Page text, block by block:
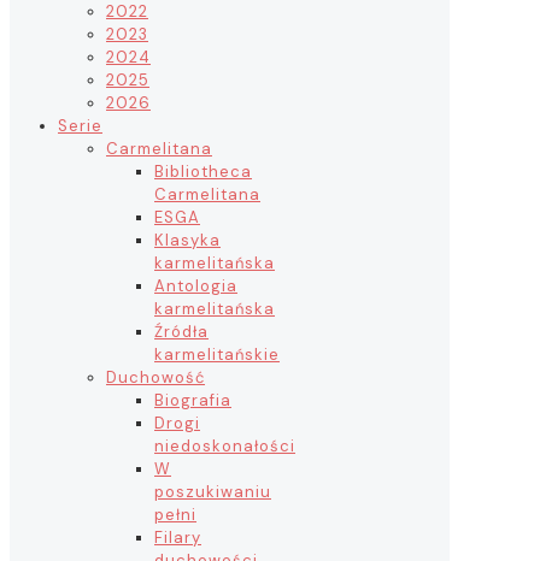
2022
2023
2024
2025
2026
Serie
Carmelitana
Bibliotheca
Carmelitana
ESGA
Klasyka
karmelitańska
Antologia
karmelitańska
Źródła
karmelitańskie
Duchowość
Biografia
Drogi
niedoskonałości
W
poszukiwaniu
pełni
Filary